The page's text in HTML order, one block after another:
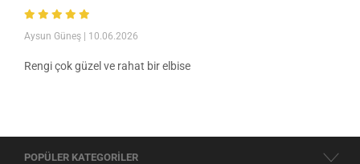
Aysun Güneş | 10.06.2026
Rengi çok güzel ve rahat bir elbise
POPÜLER KATEGORİLER